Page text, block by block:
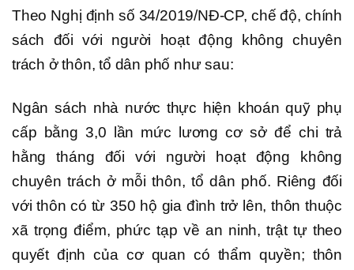
Theo Nghị định số 34/2019/NĐ-CP, chế độ, chính
sách đối với người hoạt động không chuyên
trách ở thôn, tổ dân phố như sau:
Ngân sách nhà nước thực hiện khoán quỹ phụ
cấp bằng 3,0 lần mức lương cơ sở để chi trả
hằng tháng đối với người hoạt động không
chuyên trách ở mỗi thôn, tổ dân phố. Riêng đối
với thôn có từ 350 hộ gia đình trở lên, thôn thuộc
xã trọng điểm, phức tạp về an ninh, trật tự theo
quyết định của cơ quan có thẩm quyền; thôn